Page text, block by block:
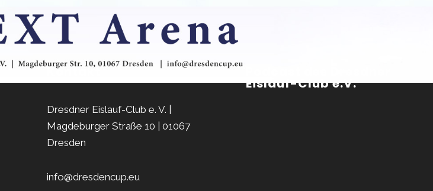
Kontakt
Dresdner Eislauf-Club e. V. |
Magdeburger Straße 10 | 01067
Dresden
info@dresdencup.eu
Eislauf-Club e.V.